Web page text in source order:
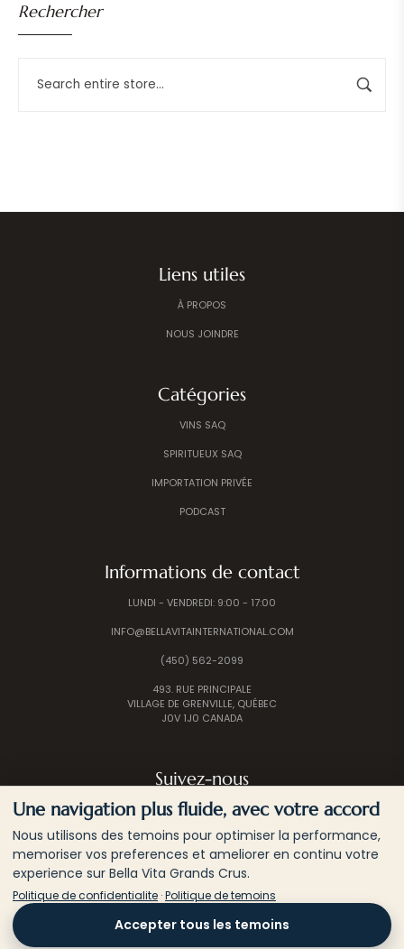
Rechercher
Liens utiles
À PROPOS
NOUS JOINDRE
Catégories
VINS SAQ
SPIRITUEUX SAQ
IMPORTATION PRIVÉE
PODCAST
Informations de contact
LUNDI - VENDREDI: 9:00 - 17:00
INFO@BELLAVITAINTERNATIONAL.COM
(450) 562-2099
493. RUE PRINCIPALE
VILLAGE DE GRENVILLE, QUÉBEC
J0V 1J0 CANADA
Suivez-nous
© 2026 BELLA VITA INTERNATIONAL | TOUS LES
DROITS SONT RÉSERVÉS
Une navigation plus fluide, avec votre accord
Nous utilisons des temoins pour optimiser la performance,
memoriser vos preferences et ameliorer en continu votre
experience sur Bella Vita Grands Crus.
Politique de confidentialite ·Politique de temoins
Accepter tous les temoins